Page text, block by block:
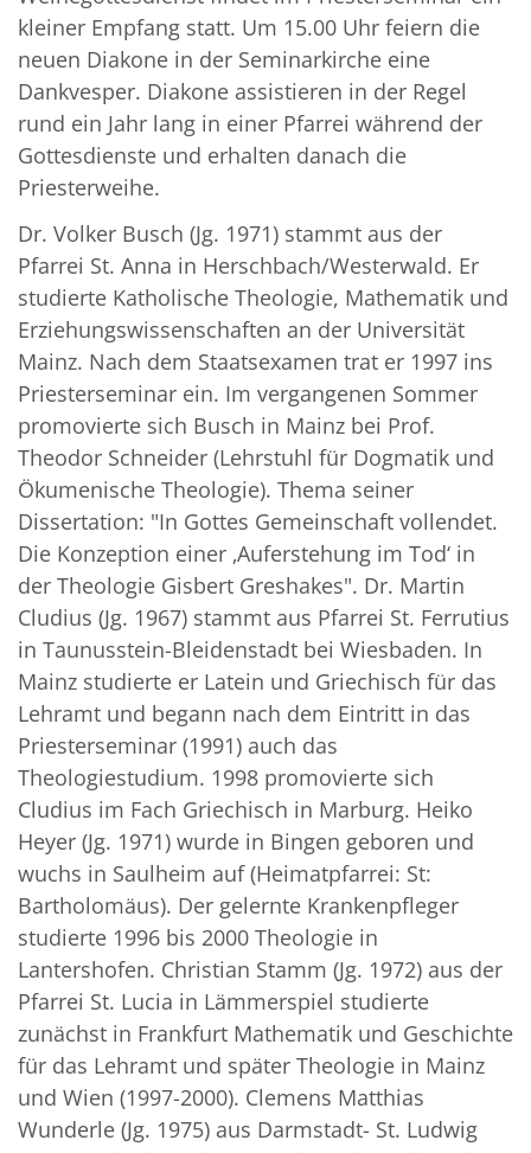
kleiner Empfang statt. Um 15.00 Uhr feiern die
neuen Diakone in der Seminarkirche eine
Dankvesper. Diakone assistieren in der Regel
rund ein Jahr lang in einer Pfarrei während der
Gottesdienste und erhalten danach die
Priesterweihe.
Dr. Volker Busch (Jg. 1971) stammt aus der
Pfarrei St. Anna in Herschbach/Westerwald. Er
studierte Katholische Theologie, Mathematik und
Erziehungswissenschaften an der Universität
Mainz. Nach dem Staatsexamen trat er 1997 ins
Priesterseminar ein. Im vergangenen Sommer
promovierte sich Busch in Mainz bei Prof.
Theodor Schneider (Lehrstuhl für Dogmatik und
Ökumenische Theologie). Thema seiner
Dissertation: "In Gottes Gemeinschaft vollendet.
Die Konzeption einer ‚Auferstehung im Tod‘ in
der Theologie Gisbert Greshakes". Dr. Martin
Cludius (Jg. 1967) stammt aus Pfarrei St. Ferrutius
in Taunusstein-Bleidenstadt bei Wiesbaden. In
Mainz studierte er Latein und Griechisch für das
Lehramt und begann nach dem Eintritt in das
Priesterseminar (1991) auch das
Theologiestudium. 1998 promovierte sich
Cludius im Fach Griechisch in Marburg. Heiko
Heyer (Jg. 1971) wurde in Bingen geboren und
wuchs in Saulheim auf (Heimatpfarrei: St:
Bartholomäus). Der gelernte Krankenpfleger
studierte 1996 bis 2000 Theologie in
Lantershofen. Christian Stamm (Jg. 1972) aus der
Pfarrei St. Lucia in Lämmerspiel studierte
zunächst in Frankfurt Mathematik und Geschichte
für das Lehramt und später Theologie in Mainz
und Wien (1997-2000). Clemens Matthias
Wunderle (Jg. 1975) aus Darmstadt- St. Ludwig